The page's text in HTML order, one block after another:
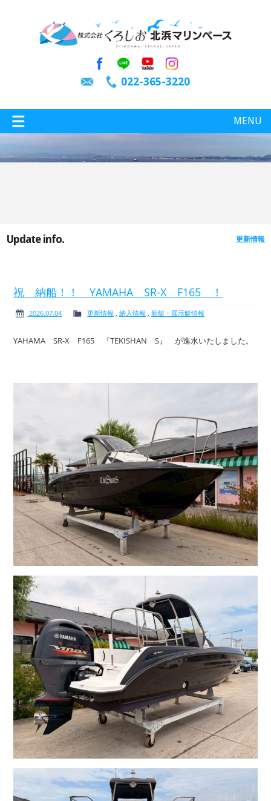
022-365-3220
MENU
新艇・展示艇情報 中古艇情報
求人情報 会社概要
Update info. 更新情報
祝 納船！！ YAMAHA SR-X F165 ！
2026.07.04 更新情報 ,納入情報 新艇・展示艇情報
YAHAMA SR-X F165 『TEKISHAN S』 が進水いたしました。